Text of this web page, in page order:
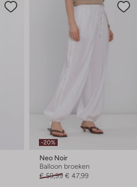
-20%
Neo Noir
Balloon broeken
€ 59,99 € 47,99